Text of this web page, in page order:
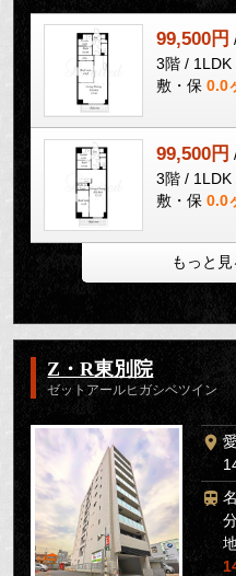
99,500円
3階 / 1LDK
敷・保 0.0
99,500円
3階 / 1LDK
敷・保 0.0
もっと
Z・R東別院
ゼットアールヒガシベツイン